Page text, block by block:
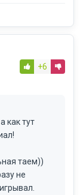
+6
как тут
таем))
не